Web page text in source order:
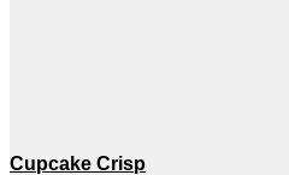
Cupcake Crisp